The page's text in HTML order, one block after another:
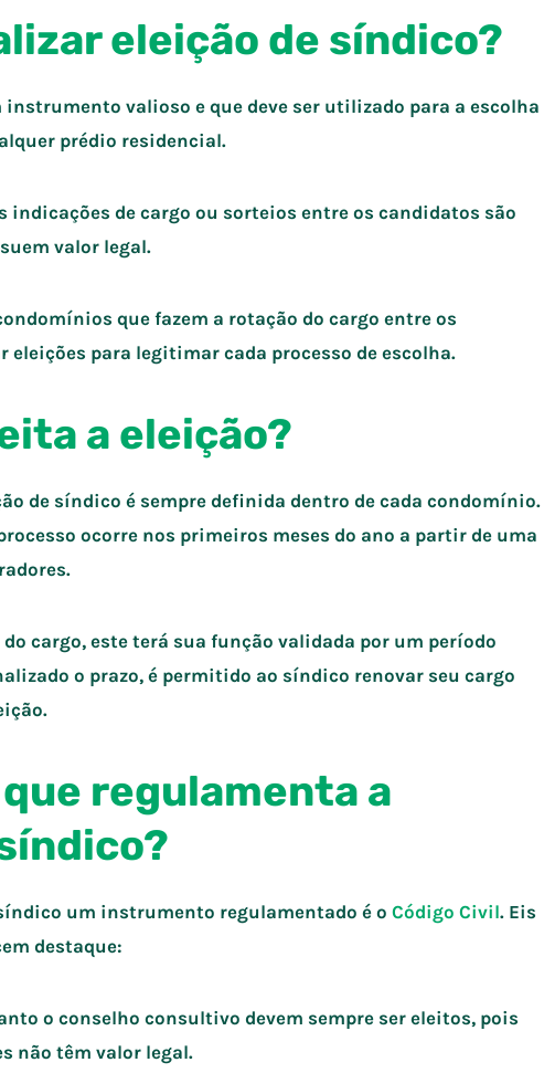
eleição de síndico?
instrumento valioso e que deve ser utilizado para a escolha
prédio residencial.
indicações de cargo ou sorteios entre os candidatos são
valor legal.
que fazem a rotação do cargo entre os
eleições para legitimar cada processo de escolha.
a eleição?
de síndico é sempre definida dentro de cada condomínio.
ocorre nos primeiros meses do ano a partir de uma
cargo, este terá sua função validada por um período
o prazo, é permitido ao síndico renovar seu cargo
que regulamenta a
um instrumento regulamentado é o Código Civil. Eis
destaque:
o conselho consultivo devem sempre ser eleitos, pois
não têm valor legal.